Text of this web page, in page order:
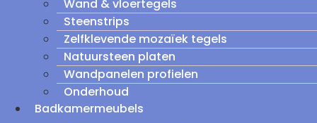
Wand & vloertegels
Steenstrips
Zelfklevende mozaïek tegels
Natuursteen platen
Wandpanelen profielen
Onderhoud
Badkamermeubels